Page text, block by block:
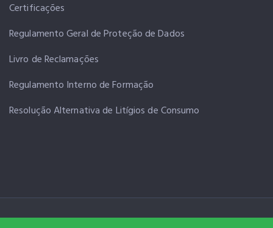
Certificações
Regulamento Geral de Proteção de Dados
Livro de Reclamações
Regulamento Interno de Formação
Resolução Alternativa de Litígios de Consumo